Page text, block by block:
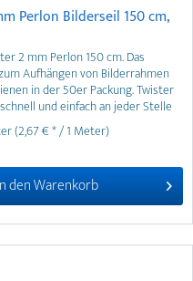
Perlon Bilderseil 150 cm,
2 mm Perlon 150 cm. Das
Aufhängen von Bilderrahmen
in der 50er Packung. Twister
und einfach an jeder Stelle
eingedreht werden und
Flexibilität.
(2,67 € * / 1 Meter)
denWarenkorb